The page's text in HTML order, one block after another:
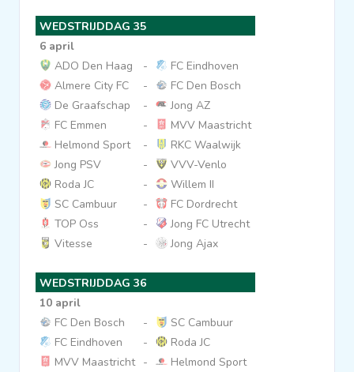
WEDSTRIJDDAG 35
6 april
ADO Den Haag
-
FC Eindhoven
Almere City FC
-
FC Den Bosch
De Graafschap
-
Jong AZ
FC Emmen
-
MVV Maastricht
Helmond Sport
-
RKC Waalwijk
Jong PSV
-
VVV-Venlo
Roda JC
-
Willem II
SC Cambuur
-
FC Dordrecht
TOP Oss
-
Jong FC Utrecht
Vitesse
- Jong Ajax
WEDSTRIJDDAG 36
10 april
FC Den Bosch
-
SC Cambuur
FC Eindhoven
-
Roda JC
MVV Maastricht -
Helmond Sport